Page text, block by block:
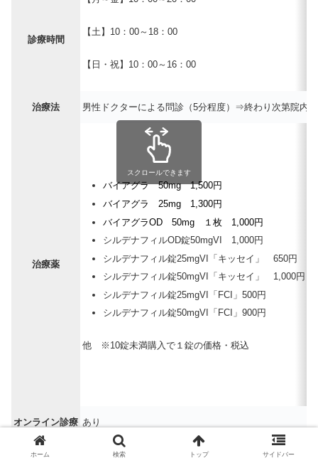
診療時間
【土】10：00～18：00
【日・祝】10：00～16：00
治療法 男性ドクターによる問診（5分程度）⇒終わり次第院内
治療薬
バイアグラ 50mg 1,500円
バイアグラ 25mg 1,300円
バイアグラOD 50mg １枚 1,000円
シルデナフィルOD錠50mgVI 1,000円
シルデナフィル錠25mgVI「キッセイ」 650円
シルデナフィル錠50mgVI「キッセイ」 1,000円
シルデナフィル錠25mgVI「FCI」500円
シルデナフィル錠50mgVI「FCI」900円
他 ※10錠未満購入で１錠の価格・税込
オンライン診療 あり
予約方法 予約不要
スクロールできます
ホーム 検索 トップ サイドバー